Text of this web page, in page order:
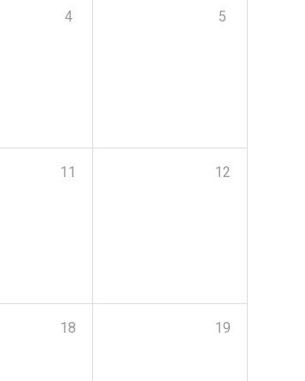
4 5
11 12
18 19